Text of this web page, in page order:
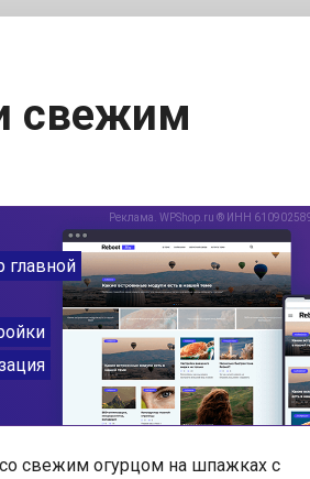
свежим огурцом на шпажках с